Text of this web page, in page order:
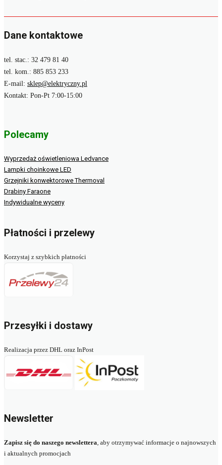
Dane kontaktowe
tel. stac.: 32 479 81 40
tel. kom.: 885 853 233
E-mail: sklep@elektryczny.pl
Kontakt: Pon-Pt 7:00-15:00
Polecamy
Wyprzedaż oświetleniowa Ledvance
Lampki choinkowe LED
Grzejniki konwektorowe Thermoval
Drabiny Faraone
Indywidualne wyceny
Płatności i przelewy
Korzystaj z szybkich płatności
Przesyłki i dostawy
Realizacja przez DHL oraz InPost
Newsletter
Zapisz się do naszego newslettera, aby otrzymywać informacje o najnowszych
i aktualnych promocjach